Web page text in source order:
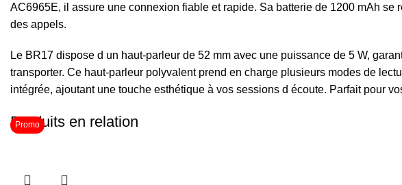
AC6965E, il assure une connexion fiable et rapide. Sa batterie de 1200 mAh
des appels.
Le BR17 dispose d un haut-parleur de 52 mm avec une puissance de 5 W,
transporter. Ce haut-parleur polyvalent prend en charge plusieurs modes de
intégrée, ajoutant une touche esthétique à vos sessions d écoute. Parfait pour
Produits en relation
Promo